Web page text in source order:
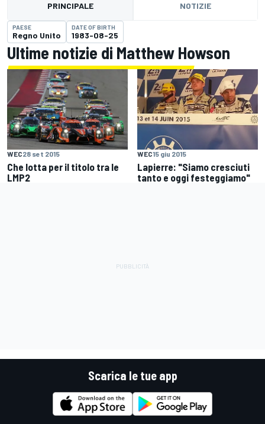
PRINCIPALE NOTIZIE
PAESE
Regno Unito
DATE OF BIRTH
1983-08-25
Ultime notizie di Matthew Howson
WEC28 set 2015
Che lotta per il titolo tra le
LMP2
WEC15 giu 2015
Lapierre: "Siamo cresciuti
tanto e oggi festeggiamo"
Scarica le tue app